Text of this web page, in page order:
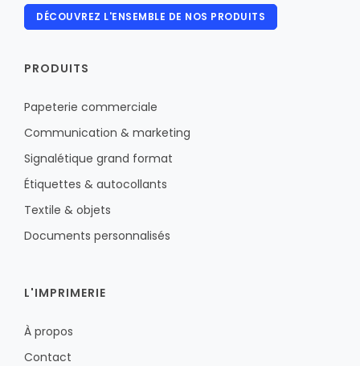
DÉCOUVREZ L'ENSEMBLE DE NOS PRODUITS
PRODUITS
Papeterie commerciale
Communication & marketing
Signalétique grand format
Étiquettes & autocollants
Textile & objets
Documents personnalisés
L'IMPRIMERIE
À propos
Contact